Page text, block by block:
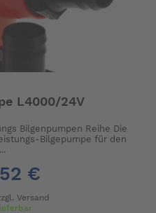
L4000/24V
Bilgenpumpen Reihe Die
Bilgepumpe für den
€
Versand